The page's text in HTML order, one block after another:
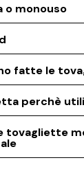
o monouso
fatte le
perchè
tovagliette